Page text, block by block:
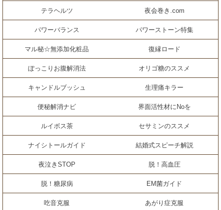
テラヘルツ 夜会巻き.com
パワーバランス パワーストーン特集
マル秘☆無添加化粧品 復縁ロード
ぽっこりお腹解消法 オリゴ糖のススメ
キャンドルブッシュ 生理痛キラー
便秘解消ナビ 界面活性材にNoを
ルイボス茶 セサミンのススメ
ナイシトールガイド 結婚式スピーチ解説
夜泣きSTOP 脱！高血圧
脱！糖尿病 EM菌ガイド
吃音克服 あがり症克服